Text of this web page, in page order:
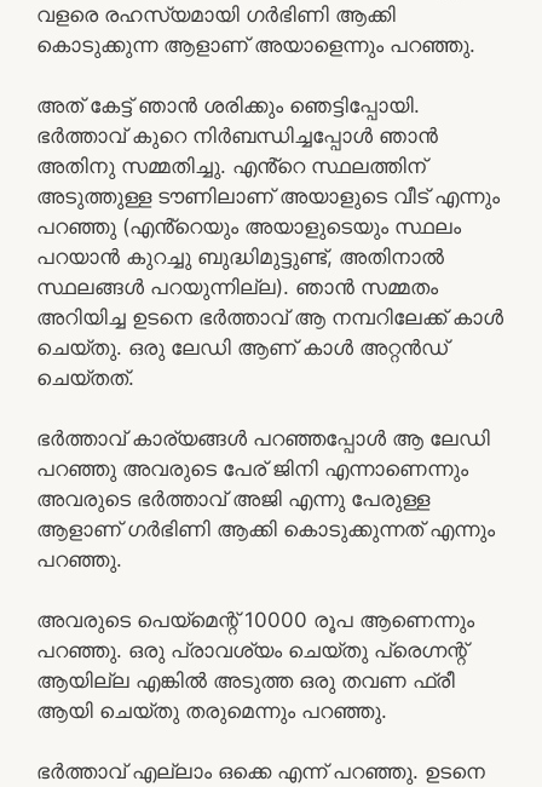
വളരെ രഹസ്യമായി ഗർഭിണി ആക്കി
കൊടുക്കുന്ന ആളാണ് അയാളെന്നും പറഞ്ഞു.
അത് കേട്ട് ഞാൻ ശരിക്കും ഞെട്ടിപ്പോയി.
ഭർത്താവ് കുറെ നിർബന്ധിച്ചപ്പോൾ ഞാൻ
അതിനു സമ്മതിച്ചു. എൻ്റെ സ്ഥലത്തിന്
അടുത്തുള്ള ടൗണിലാണ് അയാളുടെ വീട് എന്നും
പറഞ്ഞു (എൻ്റെയും അയാളുടെയും സ്ഥലം
പറയാൻ കുറച്ചു ബുദ്ധിമുട്ടുണ്ട്, അതിനാൽ
സ്ഥലങ്ങൾ പറയുന്നില്ല). ഞാൻ സമ്മതം
അറിയിച്ച ഉടനെ ഭർത്താവ് ആ നമ്പറിലേക്ക് കാൾ
ചെയ്തു. ഒരു ലേഡി ആണ് കാൾ അറ്റൻഡ്
ചെയ്തത്.
ഭർത്താവ് കാര്യങ്ങൾ പറഞ്ഞപ്പോൾ ആ ലേഡി
പറഞ്ഞു അവരുടെ പേര് ജിനി എന്നാണെന്നും
അവരുടെ ഭർത്താവ് അജി എന്നു പേരുള്ള
ആളാണ് ഗർഭിണി ആക്കി കൊടുക്കുന്നത് എന്നും
പറഞ്ഞു.
അവരുടെ പെയ്മെന്റ് 10000 രൂപ ആണെന്നും
പറഞ്ഞു. ഒരു പ്രാവശ്യം ചെയ്തു പ്രെഗ്നന്റ്
ആയില്ല എങ്കിൽ അടുത്ത ഒരു തവണ ഫ്രീ
ആയി ചെയ്തു തരുമെന്നും പറഞ്ഞു.
ഭർത്താവ് എല്ലാം ഒക്കെ എന്ന് പറഞ്ഞു. ഉടനെ